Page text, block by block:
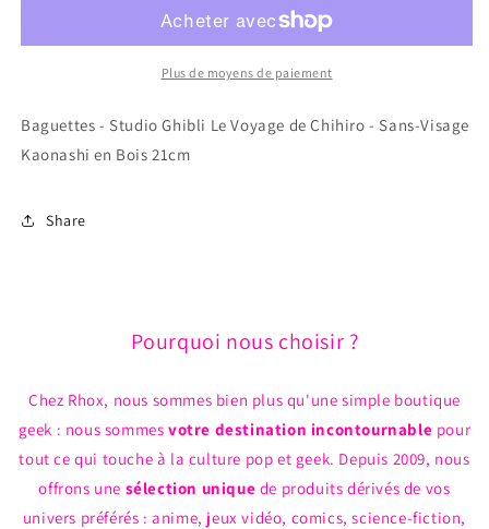
Ghibli
de
Chihiro
-
Visage
Kaonashi
Studio
Ghibli
Le
de
-
Plus de moyens de paiement
Baguettes - Studio Ghibli Le Voyage de Chihiro - Sans-Visage
Kaonashi en Bois 21cm
Share
Pourquoi nous choisir ?
Chez Rhox, nous sommes bien plus qu'une simple boutique
geek : nous sommesvotre destination incontournable pour
tout ce qui touche à la culture pop et geek. Depuis 2009, nous
offrons une sélection unique de produits dérivés de vos
univers préférés : anime, jeux vidéo, comics, science-fiction,